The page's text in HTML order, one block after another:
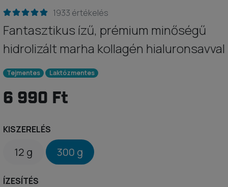
1933 értékelés
Fantasztikus ízű, prémium minőségű
hidrolizált marha kollagén hialuronsavval
Tejmentes Laktózmentes
6 990 Ft
KISZERELÉS
12 g 300 g
ÍZESÍTÉS